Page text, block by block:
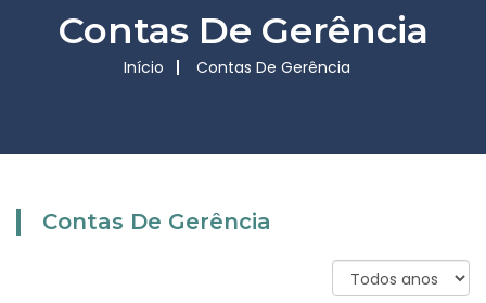
Contas De Gerência
Início Contas De Gerência
Contas De Gerência